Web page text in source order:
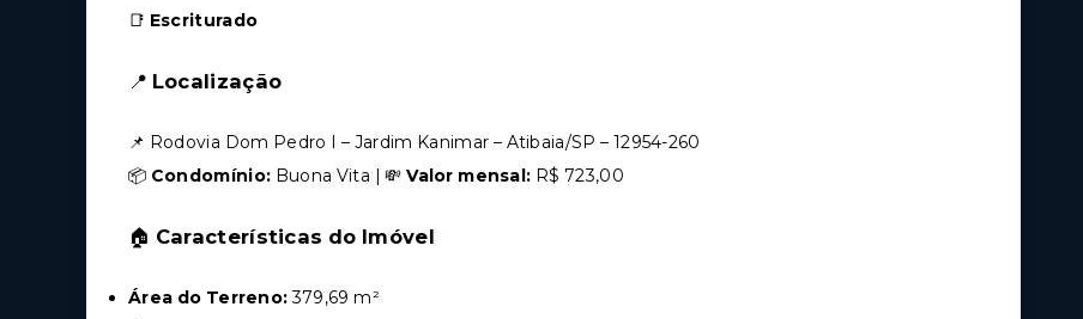
📑 Escriturado
📍 Localização
📌 Rodovia Dom Pedro I – Jardim Kanimar – Atibaia/SP – 12954-260
📦 Condomínio: Buona Vita | 💸Valor mensal: R$ 723,00
🏠 Características do Imóvel
Área do Terreno:379,69 m²